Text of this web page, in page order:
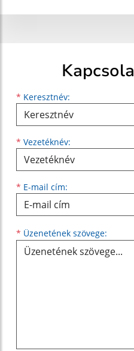
* Keresztnév:
Keresztnév
* Vezetéknév:
Vezetéknév
* E-mail cím:
E-mail cím
* Üzenetének szövege: